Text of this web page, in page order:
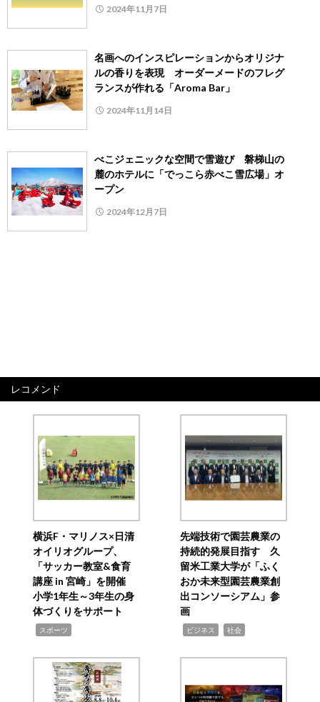
2024年11月7日
名画へのインスピレーションからオリジナ
ルの香りを表現 オーダーメードのフレグ
ランスが作れる「Aroma Bar」
2024年11月14日
べこジェニックな空間で雪遊び 磐梯山の
麓のホテルに「でっこら赤べこ雪広場」オ
ープン
2024年12月7日
レコメンド
横浜F・マリノス×日清
オイリオグループ、
「サッカー教室&食育
講座 in 宮崎」を開催
小学1年生～3年生の身
体づくりをサポート
スポーツ
先端技術で園芸農業の
持続的発展目指す 久
留米工業大学が「ふく
おか未来型園芸農業創
出コンソーシアム」参
画
ビジネス 社会